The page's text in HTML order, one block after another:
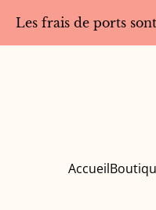
Les frais de ports
Accueil